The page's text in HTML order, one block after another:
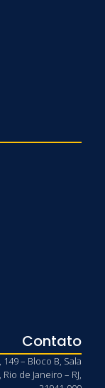
Contato
– Bloco B, Sala
de Janeiro – RJ,